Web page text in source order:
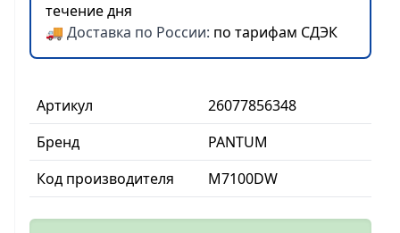
Артикул
26077856348
Бренд
PANTUM
Код производителя
M7100DW
течение дня
🚚 Доставка по России: по тарифам СДЭК